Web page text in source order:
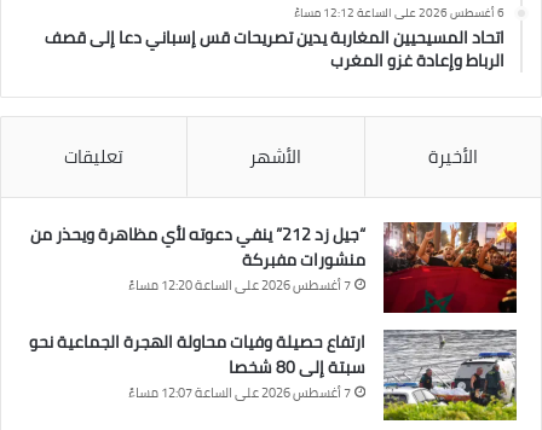
6 أغسطس 2026 على الساعة 12:12 مساءً
اتحاد المسيحيين المغاربة يدين تصريحات قس إسباني دعا إلى قصف
الرباط وإعادة غزو المغرب
الأخيرة الأشهر تعليقات
“جيل زد 212” ينفي دعوته لأي مظاهرة ويحذر من
منشورات مفبركة
7 أغسطس 2026 على الساعة 12:20 مساءً
ارتفاع حصيلة وفيات محاولة الهجرة الجماعية نحو
سبتة إلى 80 شخصا
7 أغسطس 2026 على الساعة 12:07 مساءً